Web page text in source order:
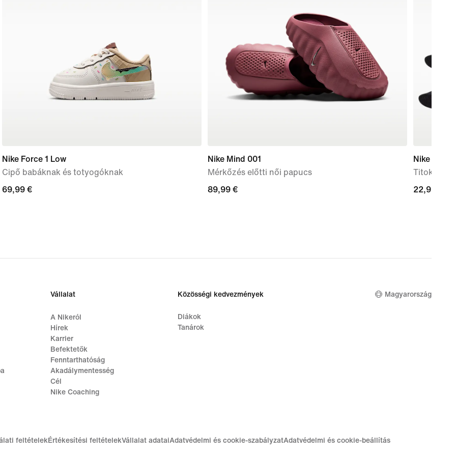
Nike Force 1 Low
Cipő babáknak és totyogóknak
69,99
69,99 €
Nike Mind 001
Mérkőzés előtti női papucs
89,99
89,99 €
Nike
Titokzokni
22,99
22,99 €
Vállalat
A Nikeról
Hírek
Karrier
Befektetők
Fenntarthatóság
Akadálymentesség
Cél
Nike Coaching
Közösségi kedvezmények
Diákok
Tanárok
Magyarország
feltételekÉrtékesítési feltételekVállalat adataiAdatvédelmi és cookie-szabályzatAdatvédelmi és cookie-beállítás